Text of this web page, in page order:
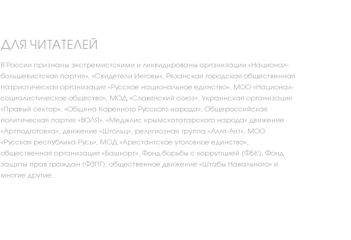
ДЛЯ ЧИТАТЕЛЕЙ
В России признаны экстремистскими и ликвидированы организации «Национал-
большевистская партия», «Свидетели Иеговы», Рязанская городская общественная
патриотическая организация «Русское национальное единство», МОО «Национал-
социалистическое общество», МОД «Славянский союз», Украинская организация
«Правый сектор», «Община Коренного Русского народа», Общероссийская
политическая партия «ВОЛЯ», «Меджлис крымскотатарского народа» движение
«Артподготовка», движение «Штольц», религиозная группа «Алля-Аят», МОО
«Русская республика Русь», МОД «Арестантское уголовное единство»,
общественная организация «Башкорт», Фонд борьбы с коррупцией (ФБК), Фонд
защиты прав граждан (ФЗПГ), общественное движение «Штабы Навального» и
многие другие.